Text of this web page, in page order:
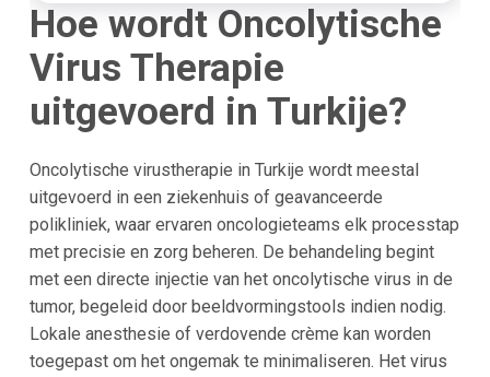
Hoe wordt Oncolytische
Virus Therapie
uitgevoerd in Turkije?
Oncolytische virustherapie in Turkije wordt meestal
uitgevoerd in een ziekenhuis of geavanceerde
polikliniek, waar ervaren oncologieteams elk processtap
met precisie en zorg beheren. De behandeling begint
met een directe injectie van het oncolytische virus in de
tumor, begeleid door beeldvormingstools indien nodig.
Lokale anesthesie of verdovende crème kan worden
toegepast om het ongemak te minimaliseren. Het virus